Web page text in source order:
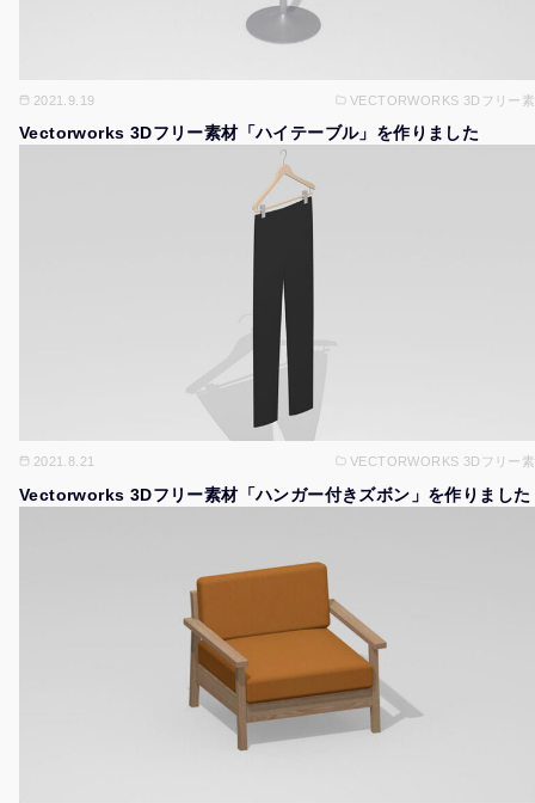
2021.9.19 VECTORWORKS 3Dフリー
Vectorworks 3Dフリー素材「ハイテーブル」を作りました
2021.8.21 VECTORWORKS 3Dフリー
Vectorworks 3Dフリー素材「ハンガー付きズボン」を作りました